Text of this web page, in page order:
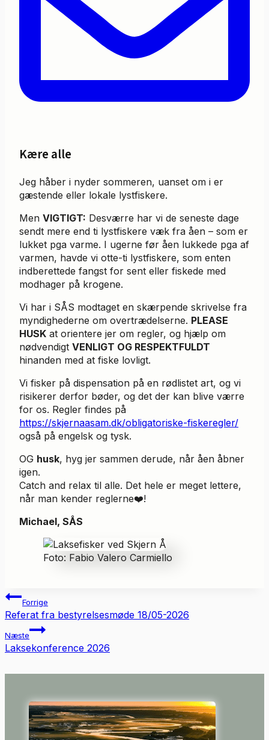
Kære alle
Jeg håber i nyder sommeren, uanset om i er
gæstende eller lokale lystfiskere.
Men VIGTIGT: Desværre har vi de seneste dage
sendt mere end ti lystfiskere væk fra åen – som er
lukket pga varme. I ugerne før åen lukkede pga af
varmen, havde vi otte-ti lystfiskere, som enten
indberettede fangst for sent eller fiskede med
modhager på krogene.
Vi har i SÅS modtaget en skærpende skrivelse fra
myndighederne om overtrædelserne. PLEASE
HUSK at orientere jer om regler, og hjælp om
nødvendigt VENLIGT OG RESPEKTFULDT
hinanden med at fiske lovligt.
Vi fisker på dispensation på en rødlistet art, og vi
risikerer derfor bøder, og det der kan blive værre
for os. Regler findes på
https://skjernaasam.dk/obligatoriske-fiskeregler/
også på engelsk og tysk.
OG husk, hyg jer sammen derude, når åen åbner
igen.
Catch and relax til alle. Det hele er meget lettere,
når man kender reglerne❤️!
Michael, SÅS
Foto: Fabio Valero Carmiello
Indlægsnavigation
Forrige
Referat fra bestyrelsesmøde 18/05-2026
Næste
Laksekonference 2026